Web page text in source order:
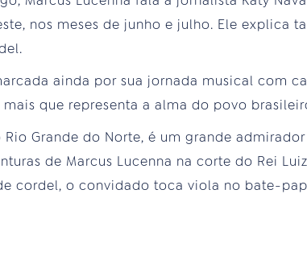
nos meses de junho e julho. Ele explica
ainda por sua jornada musical com
que representa a alma do povo
Grande do Norte, é um grande
de Marcus Lucenna na corte do Rei
cordel, o convidado toca viola no bate-